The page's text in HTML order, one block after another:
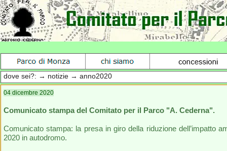
dove sei?: → notizie → anno2020
04 dicembre 2020
Comunicato stampa del Comitato per il Parco "A. Cederna".
Comunicato stampa: la presa in giro della riduzione dell’impatto
2020 in autodromo.